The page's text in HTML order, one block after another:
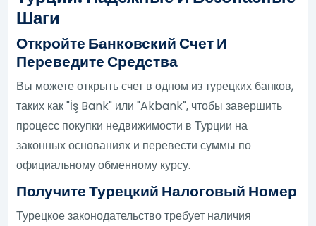
Шаги
Откройте Банковский Счет И
Переведите Средства
Вы можете открыть счет в одном из турецких банков,
таких как "İş Bank" или "Akbank", чтобы завершить
процесс покупки недвижимости в Турции на
законных основаниях и перевести суммы по
официальному обменному курсу.
Получите Турецкий Налоговый Номер
Турецкое законодательство требует наличия